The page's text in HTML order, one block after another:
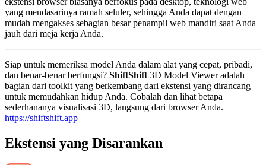
yang mendasarinya ramah seluler, sehingga Anda dapat dengan
mudah mengakses sebagian besar penampil web mandiri saat Anda
jauh dari meja kerja Anda.
Siap untuk memeriksa model Anda dalam alat yang cepat, pribadi,
dan benar-benar berfungsi? ShiftShift 3D Model Viewer adalah
bagian dari toolkit yang berkembang dari ekstensi yang dirancang
untuk memudahkan hidup Anda. Cobalah dan lihat betapa
sederhananya visualisasi 3D, langsung dari browser Anda.
https://shiftshift.app
Ekstensi yang Disarankan